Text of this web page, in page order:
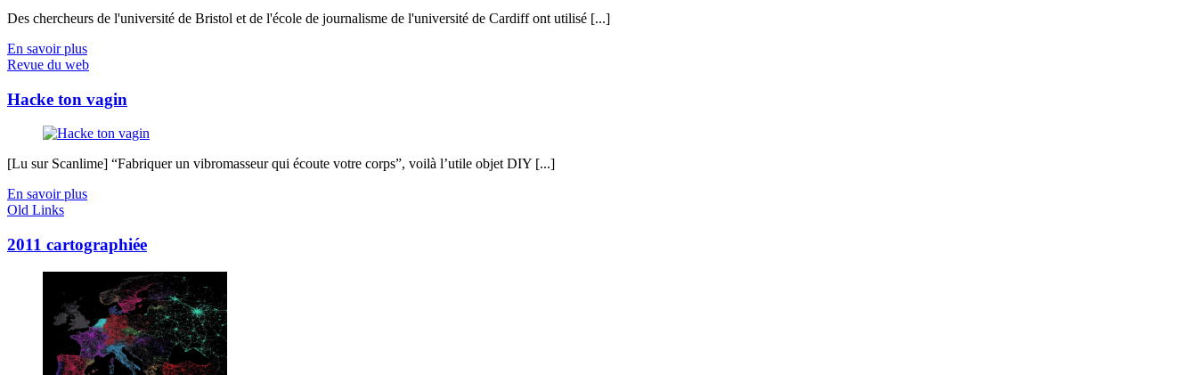
Des chercheurs de l'université de Bristol et de l'école de journalisme de l'université de Cardiff ont utilisé [...]
En savoir plus
Revue du web
Hacke ton vagin
[Lu sur Scanlime] “Fabriquer un vibromasseur qui écoute votre corps”, voilà l’utile objet DIY [...]
En savoir plus
Old Links
2011 cartographiée